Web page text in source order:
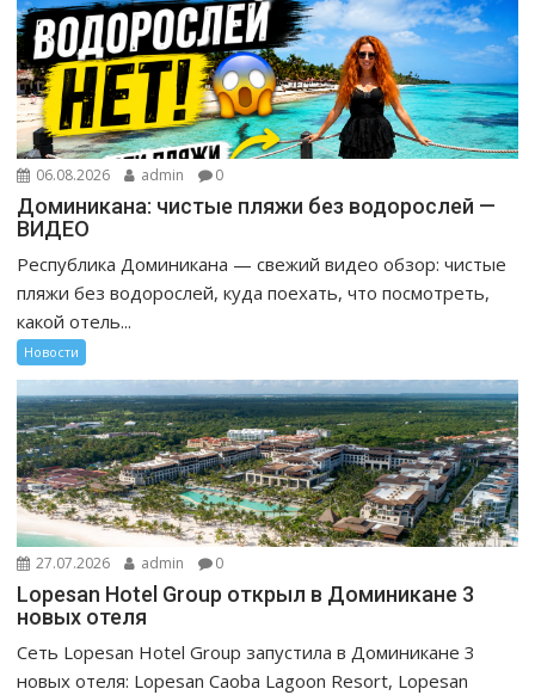
06.08.2026 admin 0
Доминикана: чистые пляжи без водорослей —
ВИДЕО
Республика Доминикана — свежий видео обзор: чистые
пляжи без водорослей, куда поехать, что посмотреть,
какой отель...
Новости
27.07.2026 admin 0
Lopesan Hotel Group открыл в Доминикане 3
новых отеля
Сеть Lopesan Hotel Group запустила в Доминикане 3
новых отеля: Lopesan Caoba Lagoon Resort, Lopesan